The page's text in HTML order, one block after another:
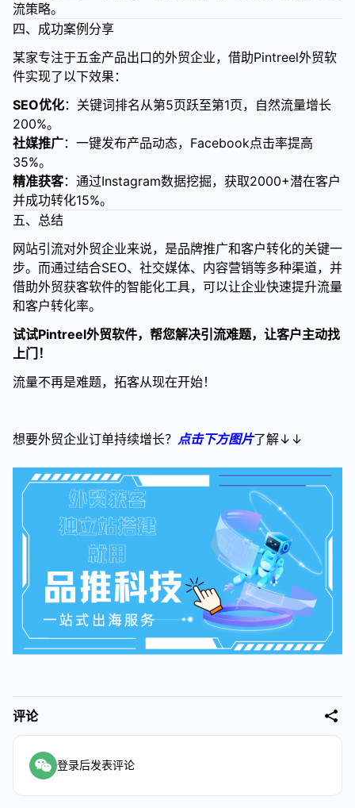
流策略。
四、成功案例分享
某家专注于五金产品出口的外贸企业，借助Pintreel外贸软
件实现了以下效果：
SEO优化：关键词排名从第5页跃至第1页，自然流量增长
200%。
社媒推广：一键发布产品动态，Facebook点击率提高
35%。
精准获客：通过Instagram数据挖掘，获取2000+潜在客户
并成功转化15%。
五、总结
网站引流对外贸企业来说，是品牌推广和客户转化的关键一
步。而通过结合SEO、社交媒体、内容营销等多种渠道，并
借助外贸获客软件的智能化工具，可以让企业快速提升流量
和客户转化率。
试试Pintreel外贸软件，帮您解决引流难题，让客户主动找
上门！
流量不再是难题，拓客从现在开始！
想要外贸企业订单持续增长？ 点击下方图片了解↓↓
评论
登录后发表评论